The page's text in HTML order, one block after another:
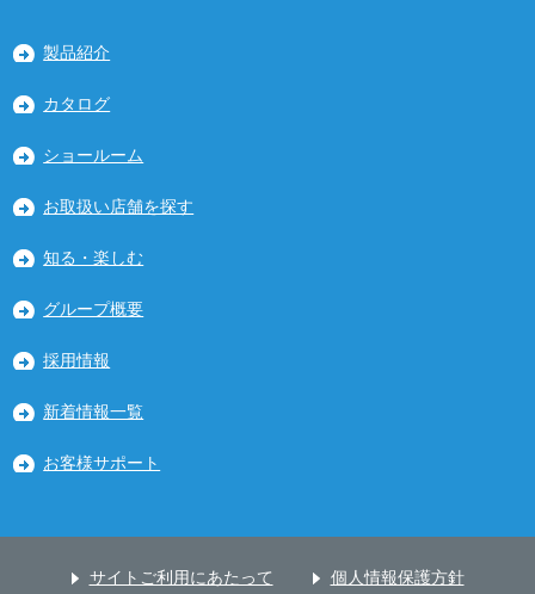
製品紹介
カタログ
ショールーム
お取扱い店舗を探す
知る・楽しむ
グループ概要
採用情報
新着情報一覧
お客様サポート
サイトご利用にあたって 個人情報保護方針